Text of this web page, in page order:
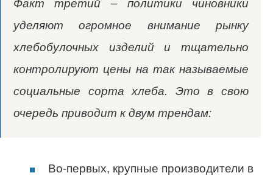
Факт третий – политики чиновники
уделяют огромное внимание рынку
хлебобулочных изделий и тщательно
контролируют цены на так называемые
социальные сорта хлеба. Это в свою
очередь приводит к двум трендам:
Во-первых, крупные производители в